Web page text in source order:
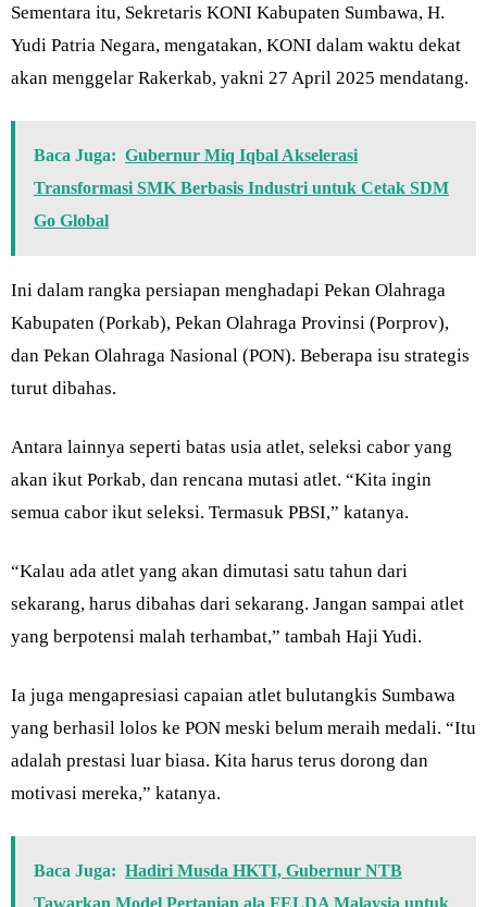
Sementara itu, Sekretaris KONI Kabupaten Sumbawa, H.
Yudi Patria Negara, mengatakan, KONI dalam waktu dekat
akan menggelar Rakerkab, yakni 27 April 2025 mendatang.
Baca Juga: Gubernur Miq Iqbal Akselerasi
Transformasi SMK Berbasis Industri untuk Cetak SDM
Go Global
Ini dalam rangka persiapan menghadapi Pekan Olahraga
Kabupaten (Porkab), Pekan Olahraga Provinsi (Porprov),
dan Pekan Olahraga Nasional (PON). Beberapa isu strategis
turut dibahas.
Antara lainnya seperti batas usia atlet, seleksi cabor yang
akan ikut Porkab, dan rencana mutasi atlet. “Kita ingin
semua cabor ikut seleksi. Termasuk PBSI,” katanya.
“Kalau ada atlet yang akan dimutasi satu tahun dari
sekarang, harus dibahas dari sekarang. Jangan sampai atlet
yang berpotensi malah terhambat,” tambah Haji Yudi.
Ia juga mengapresiasi capaian atlet bulutangkis Sumbawa
yang berhasil lolos ke PON meski belum meraih medali. “Itu
adalah prestasi luar biasa. Kita harus terus dorong dan
motivasi mereka,” katanya.
Baca Juga: Hadiri Musda HKTI, Gubernur NTB
Tawarkan Model Pertanian ala FELDA Malaysia untuk